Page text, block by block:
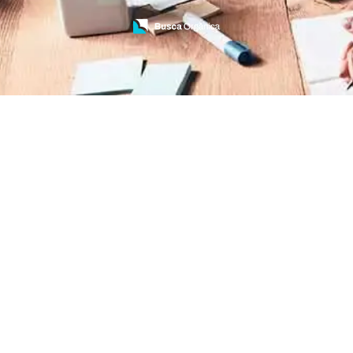
Treinamento de Brigada
Treinamento de Brigada de Emergência
Treinamento de Brigada de Incêndio
Treinamento de Brigada de Incêndio Valor
Treinamento de Brigadista de Incêndio
Treinamento de Combate a Incêndio NR 23